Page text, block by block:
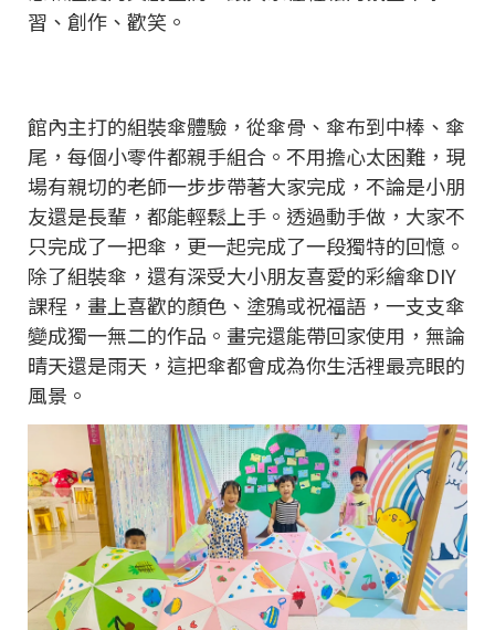
習、創作、歡笑。
館內主打的組裝傘體驗，從傘骨、傘布到中棒、傘
尾，每個小零件都親手組合。不用擔心太困難，現
場有親切的老師一步步帶著大家完成，不論是小朋
友還是長輩，都能輕鬆上手。透過動手做，大家不
只完成了一把傘，更一起完成了一段獨特的回憶。
除了組裝傘，還有深受大小朋友喜愛的彩繪傘DIY
課程，畫上喜歡的顏色、塗鴉或祝福語，一支支傘
變成獨一無二的作品。畫完還能帶回家使用，無論
晴天還是雨天，這把傘都會成為你生活裡最亮眼的
風景。